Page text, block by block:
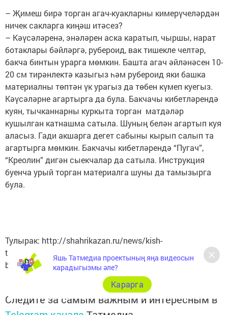
– Җимеш бирә торган агач-куакларны кимерүчеләрдән
ничек сакларга киңәш итәсез?
– Кәүсәләренә, энәләрен аска каратып, чыршы, нарат
ботаклары бәйләргә, рубероид, вак тишекле челтәр,
бакча бинтын урарга мөмкин. Башта агач әйләнәсен 10-
20 см тирәнлектә казыгыз һәм рубероид яки башка
материалны төптән үк урагыз да төбен күмеп куегыз.
Кәүсәләрне агартырга да була. Бакчачы кибетләрендә
куян, тычканнарны куркыта торган матдәләр
кушылган катнашма сатыла. Шуның белән агартып куя
аласыз. Гади акшарга дегет сабыны кырып салып та
агартырга мөмкин. Бакчачы кибетләрендә “Пугач”,
“Креолин” дигән сыекчалар да сатыла. Инструкция
буенча урый торган материалга шуны да тамызырга
була.
Тулырак: http://shahrikazan.ru/news/kish-
tabyish/teplitsany-yuarga-onytmagyz-bakchachylarga-
bernich-kish
Следите за самым важным и интересным в
Яшь Татмедиа проектының яңа видеосын
карадыгызмы әле?
Карарга